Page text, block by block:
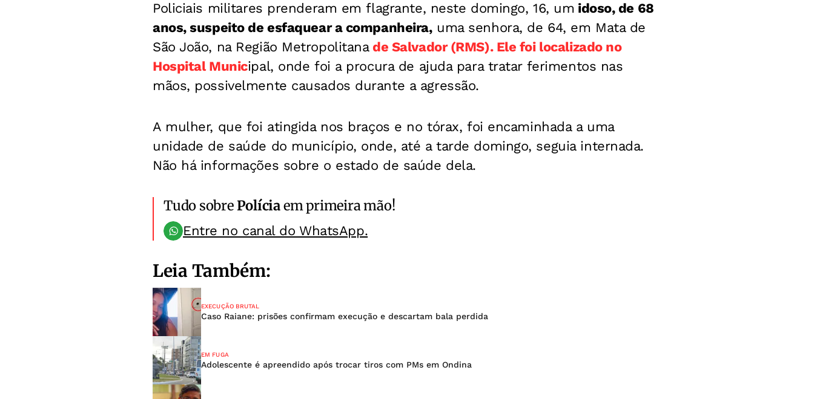
Policiais militares prenderam em flagrante, neste domingo, 16, um idoso, de 68
anos, suspeito de esfaquear a companheira,uma senhora, de 64, em Mata de
São João, na Região Metropolitanade Salvador (RMS). Ele foi localizado no
Hospital Municipal, onde foi a procura de ajuda para tratar ferimentos nas
mãos, possivelmente causados durante a agressão.
A mulher, que foi atingida nos braços e no tórax, foi encaminhada a uma
unidade de saúde do município, onde, até a tarde domingo, seguia internada.
Não há informações sobre o estado de saúde dela.
Tudo sobrePolíciaem primeira mão!
Entre no canal do WhatsApp.
Leia Também:
EXECUÇÃO BRUTAL
Caso Raiane: prisões confirmam execução e descartam bala perdida
EM FUGA
Adolescente é apreendido após trocar tiros com PMs em Ondina